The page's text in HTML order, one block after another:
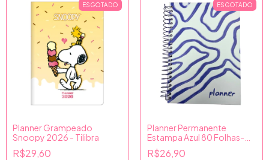
ESGOTADO
Planner Grampeado
Snoopy 2026 - Tilibra
R$29,60
ESGOTADO
Planner Permanente
Estampa Azul 80 Folhas-
Culturama
R$26,90